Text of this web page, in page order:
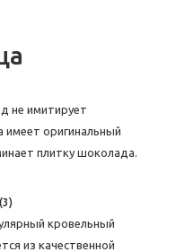
не имитирует
имеет оригинальный
плитку шоколада.
(3)
кровельный
из качественной